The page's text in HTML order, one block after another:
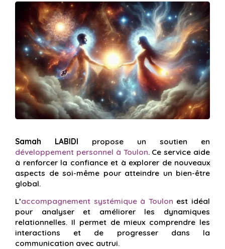
Samah LABIDI propose un soutien en
développement personnel à Toulon. Ce service aide
à renforcer la confiance et à explorer de nouveaux
aspects de soi-même pour atteindre un bien-être
global.
L’accompagnement systémique à Toulon est idéal
pour analyser et améliorer les dynamiques
relationnelles. Il permet de mieux comprendre les
interactions et de progresser dans la
communication avec autrui.